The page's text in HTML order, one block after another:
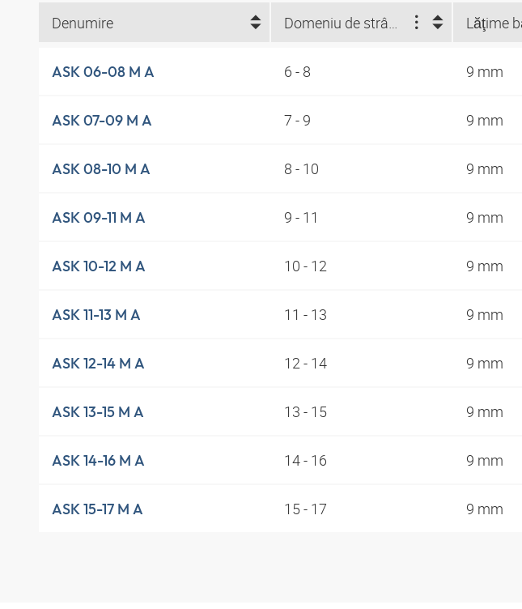
Denumire Domeniu de strângere (mm)
ASK 06-08 M A 6 - 8 9 mm
ASK 07-09 M A 7 - 9 9 mm
ASK 08-10 M A 8 - 10 9 mm
ASK 09-11 M A 9 - 11 9 mm
ASK 10-12 M A 10 - 12 9 mm
ASK 11-13 M A 11 - 13 9 mm
ASK 12-14 M A 12 - 14 9 mm
ASK 13-15 M A 13 - 15 9 mm
ASK 14-16 M A 14 - 16 9 mm
ASK 15-17 M A 15 - 17 9 mm